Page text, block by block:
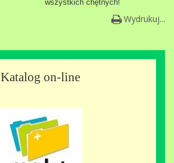
wszystkich chętnych!
Wydrukuj...
Katalog on-line